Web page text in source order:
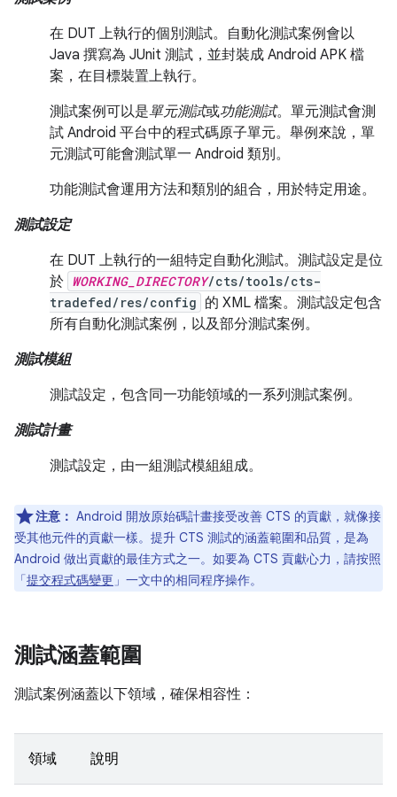
在 DUT 上執行的個別測試。自動化測試案例會以
Java 撰寫為 JUnit 測試，並封裝成 Android APK 檔
案，在目標裝置上執行。
測試案例可以是單元測試或功能測試。單元測試會測
試 Android 平台中的程式碼原子單元。舉例來說，單
元測試可能會測試單一 Android 類別。
功能測試會運用方法和類別的組合，用於特定用途。
測試設定
在 DUT 上執行的一組特定自動化測試。測試設定是位
於 WORKING_DIRECTORY/cts/tools/cts-
tradefed/res/config 的 XML 檔案。測試設定包含
所有自動化測試案例，以及部分測試案例。
測試模組
測試設定，包含同一功能領域的一系列測試案例。
測試計畫
測試設定，由一組測試模組組成。
注意： Android 開放原始碼計畫接受改善 CTS 的貢獻，就像接
受其他元件的貢獻一樣。提升 CTS 測試的涵蓋範圍和品質，是為
Android 做出貢獻的最佳方式之一。如要為 CTS 貢獻心力，請按照
「提交程式碼變更 」一文中的相同程序操作。
測試涵蓋範圍
測試案例涵蓋以下領域，確保相容性：
領域 說明